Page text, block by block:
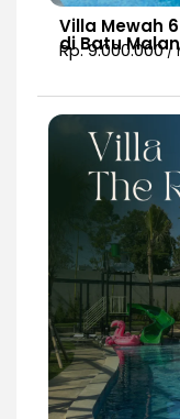
Villa Mewah
di Batu
Rp. 9.000.000/